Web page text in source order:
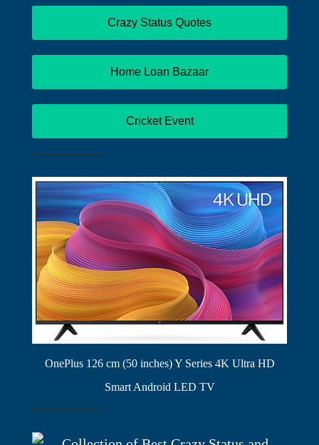
Crazy Status Quotes
Home Loan Bazaar
Cricket Event
OnePlus 126 cm (50 inches) Y Series 4K Ultra HD
Smart Android LED TV